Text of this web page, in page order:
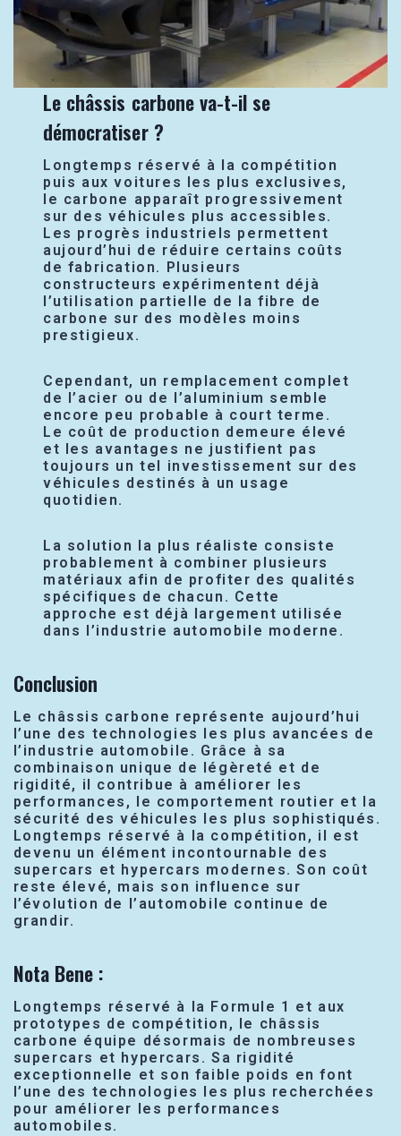
Le châssis carbone va-t-il se
démocratiser ?
Longtemps réservé à la compétition
puis aux voitures les plus exclusives,
le carbone apparaît progressivement
sur des véhicules plus accessibles.
Les progrès industriels permettent
aujourd’hui de réduire certains coûts
de fabrication. Plusieurs
constructeurs expérimentent déjà
l’utilisation partielle de la fibre de
carbone sur des modèles moins
prestigieux.
Cependant, un remplacement complet
de l’acier ou de l’aluminium semble
encore peu probable à court terme.
Le coût de production demeure élevé
et les avantages ne justifient pas
toujours un tel investissement sur des
véhicules destinés à un usage
quotidien.
La solution la plus réaliste consiste
probablement à combiner plusieurs
matériaux afin de profiter des qualités
spécifiques de chacun. Cette
approche est déjà largement utilisée
dans l’industrie automobile moderne.
Conclusion
Le châssis carbone représente aujourd’hui
l’une des technologies les plus avancées de
l’industrie automobile. Grâce à sa
combinaison unique de légèreté et de
rigidité, il contribue à améliorer les
performances, le comportement routier et la
sécurité des véhicules les plus sophistiqués.
Longtemps réservé à la compétition, il est
devenu un élément incontournable des
supercars et hypercars modernes. Son coût
reste élevé, mais son influence sur
l’évolution de l’automobile continue de
grandir.
Nota Bene :
Longtemps réservé à la Formule 1 et aux
prototypes de compétition, le châssis
carbone équipe désormais de nombreuses
supercars et hypercars. Sa rigidité
exceptionnelle et son faible poids en font
l’une des technologies les plus recherchées
pour améliorer les performances
automobiles.